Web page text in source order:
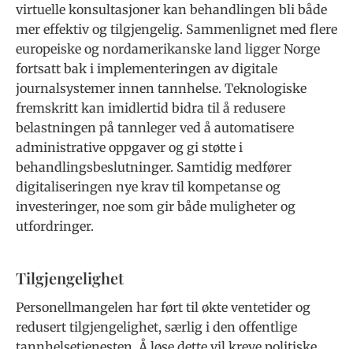
virtuelle konsultasjoner kan behandlingen bli både
mer effektiv og tilgjengelig. Sammenlignet med flere
europeiske og nordamerikanske land ligger Norge
fortsatt bak i implementeringen av digitale
journalsystemer innen tannhelse. Teknologiske
fremskritt kan imidlertid bidra til å redusere
belastningen på tannleger ved å automatisere
administrative oppgaver og gi støtte i
behandlingsbeslutninger. Samtidig medfører
digitaliseringen nye krav til kompetanse og
investeringer, noe som gir både muligheter og
utfordringer.
Tilgjengelighet
Personellmangelen har ført til økte ventetider og
redusert tilgjengelighet, særlig i den offentlige